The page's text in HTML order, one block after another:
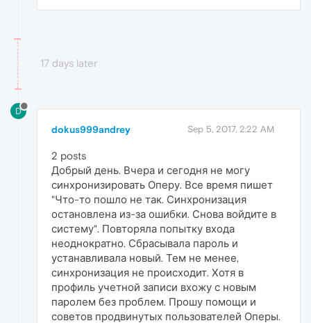
17 days later
D
dokus999andrey Sep 5, 2017, 2:22 AM
2 posts
Добрый день. Вчера и сегодня не могу
синхронизировать Оперу. Все время пишет
"Что-то пошло не так. Синхронизация
остановлена из-за ошибки. Снова войдите в
систему". Повторяла попытку входа
неоднократно. Сбрасывала пароль и
устанавливала новый. Тем не менее,
синхронизация не происходит. Хотя в
профиль учетной записи вхожу с новым
паролем без проблем. Прошу помощи и
советов продвинутых пользователей Оперы.